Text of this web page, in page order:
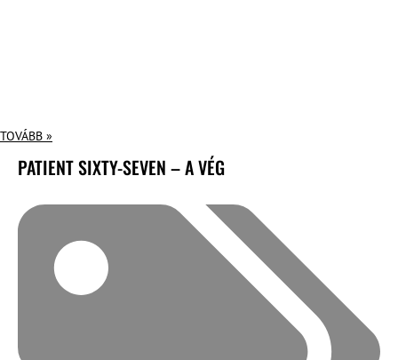
TOVÁBB »
PATIENT SIXTY-SEVEN – A VÉG